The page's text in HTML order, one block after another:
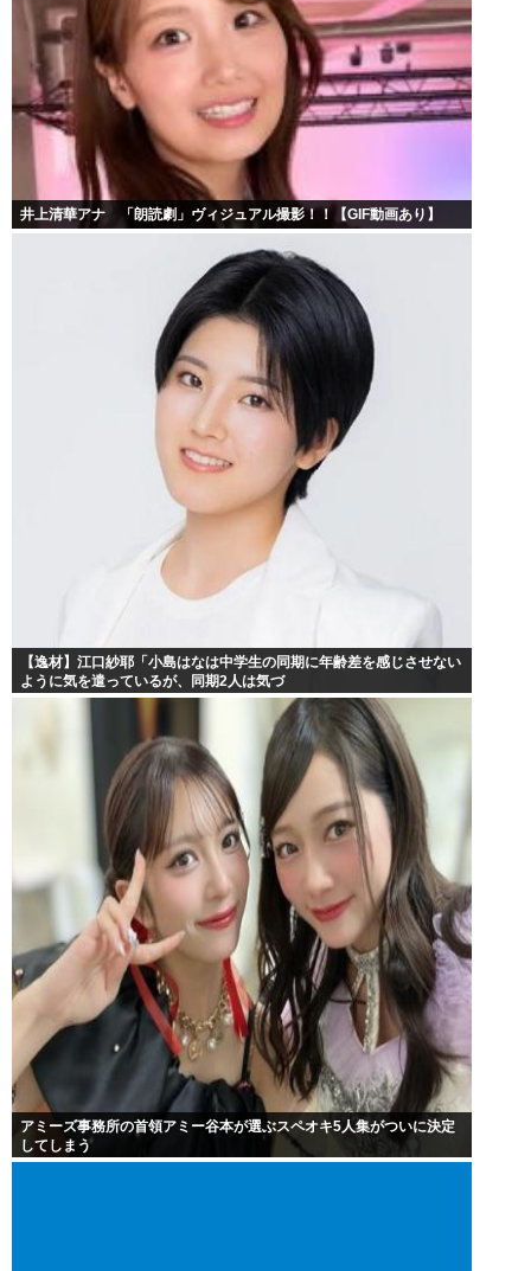
井上清華アナ 「朗読劇」ヴィジュアル撮影！！【GIF動画あり】
【逸材】江口紗耶「小島はなは中学生の同期に年齢差を感じさせない
ように気を遣っているが、同期2人は気づ
アミーズ事務所の首領アミー谷本が選ぶスペオキ5人集がついに決定
してしまう